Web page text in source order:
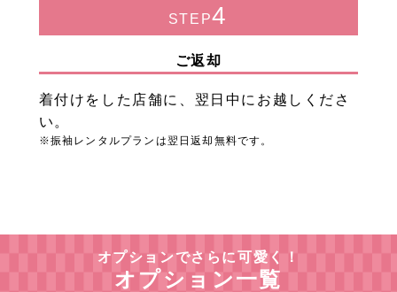
STEP4
ご返却
着付けをした店舗に、翌日中にお越しくださ
い。
※振袖レンタルプランは翌日返却無料です。
オプションでさらに可愛く！
オプション一覧